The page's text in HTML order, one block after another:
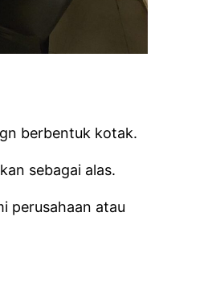
berbentuk kotak.
sebagai alas.
perusahaan atau